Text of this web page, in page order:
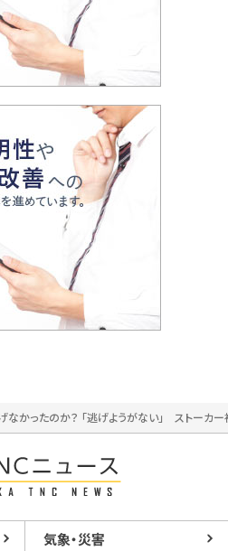
なかったのか？ 「逃げようがない」 ストーカ
気象・災害